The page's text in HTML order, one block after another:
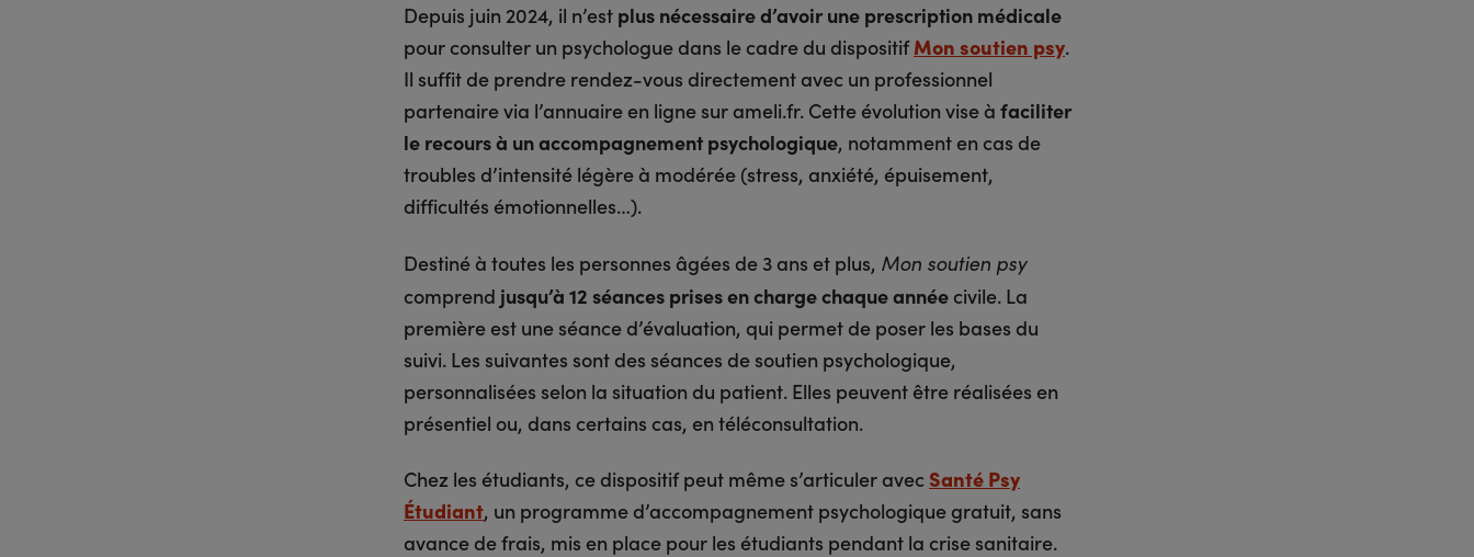
Depuis juin 2024, il n’est plus nécessaire d’avoir une prescription médicale
pour consulter un psychologue dans le cadre du dispositifMon soutien psy.
Il suffit de prendre rendez-vous directement avec un professionnel
partenaire via l’annuaire en ligne sur ameli.fr. Cette évolution vise à faciliter
le recours à un accompagnement psychologique, notamment en cas de
troubles d’intensité légère à modérée (stress, anxiété, épuisement,
difficultés émotionnelles…).
Destiné à toutes les personnes âgées de 3 ans et plus, Mon soutien psy
comprend jusqu’à 12 séances prises en charge chaque année civile. La
première est une séance d’évaluation, qui permet de poser les bases du
suivi. Les suivantes sont des séances de soutien psychologique,
personnalisées selon la situation du patient. Elles peuvent être réalisées en
présentiel ou, dans certains cas, en téléconsultation.
Chez les étudiants, ce dispositif peut même s’articuler avec Santé Psy
Étudiant, un programme d’accompagnement psychologique gratuit, sans
avance de frais, mis en place pour les étudiants pendant la crise sanitaire.